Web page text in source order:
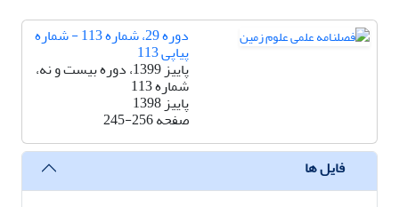
دوره 29، شماره 113 - شماره
پیاپی 113
پاییز 1399، دوره بیست و نه،
شماره 113
پاییز 1398
صفحه245-256
فایل ها